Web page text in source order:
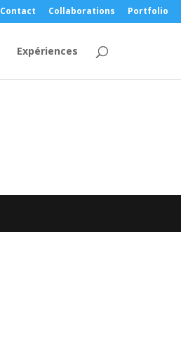
Contact Collaborations Portfolio
Expériences